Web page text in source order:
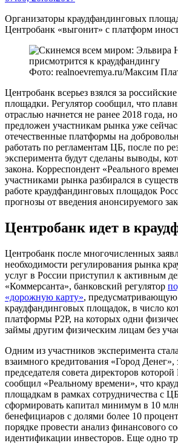
Организаторы краудфандинговых
Центробанк «выгонит» с платформ
Фото: realnoevremya.ru/Максим
Центробанк всерьез взялся за
площадки. Регулятор сообщил, что
отраслью начнется не ранее 2018 года,
предложен участникам рынка уже
отечественные платформы на
работать по регламентам ЦБ, после по
эксперимента будут сделаны выводы,
закона. Корреспондент «Реального
участниками рынка разбирался в
работе краудфандинговых площадок
прогнозы от введения анонсируемого
Центробанк идет в
Центробанк после многочисленных
необходимости регулирования рынка
услуг в России приступил к активным
«Коммерсанта», банковский регулятор
«дорожную карту», предусматривающую
краудфандинговых площадок, в число
платформы Р2Р, на которых одни
займы другим физическим лицам без
Одним из участников эксперимента
взаимного кредитования «Город Денег»,
председателя совета директоров
сообщил «Реальному времени», что
площадкам в рамках сотрудничества с
сформировать капитал минимум в 10
бенефициаров с долями более 10
порядке провести анализ финансового
идентификации инвесторов. Еще одно